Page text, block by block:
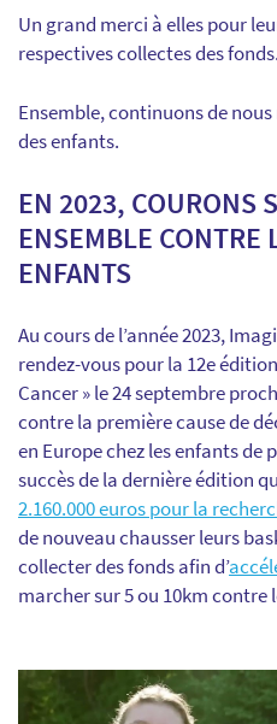
Un grand merci à elles pour
respectives collectes des fonds.
Ensemble, continuons de
des enfants.
EN 2023, COURONS
ENSEMBLE CONTRE
ENFANTS
Au cours de l’année 2023,
rendez-vous pour la 12e
Cancer » le 24 septembre
contre la première cause de
en Europe chez les enfants de
succès de la dernière édition
2.160.000 euros pour la
de nouveau chausser leurs
collecter des fonds afin d’
marcher sur 5 ou 10km contre